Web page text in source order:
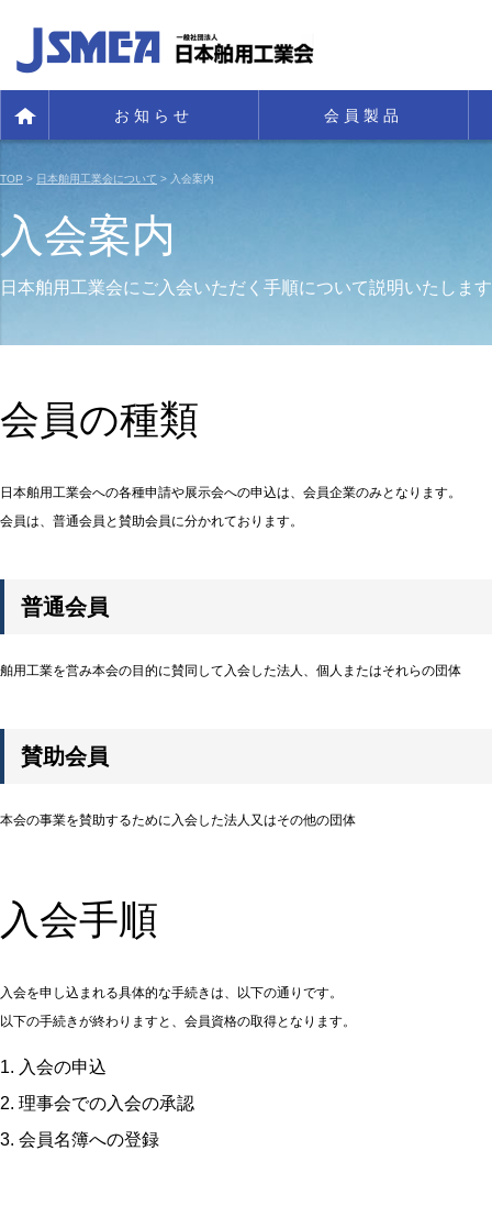
お知らせ 会員製品
TOP > 日本舶用工業会について > 入会案内
入会案内
日本舶用工業会にご入会いただく手順について説明いたしま
会員の種類
日本舶用工業会への各種申請や展示会への申込は、会員企業のみとなります。
会員は、普通会員と賛助会員に分かれております。
普通会員
舶用工業を営み本会の目的に賛同して入会した法人、個人またはそれらの団体
賛助会員
本会の事業を賛助するために入会した法人又はその他の団体
入会手順
入会を申し込まれる具体的な手続きは、以下の通りです。
以下の手続きが終わりますと、会員資格の取得となります。
入会の申込
理事会での入会の承認
会員名簿への登録